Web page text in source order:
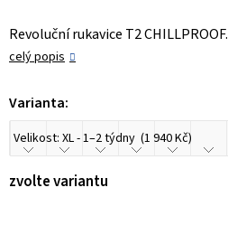
Revoluční rukavice T2 CHILLPROOF.
celý popis
Varianta:
zvolte variantu